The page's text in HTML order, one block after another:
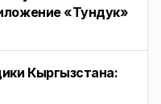
«Тундук»
Кыргызстана: